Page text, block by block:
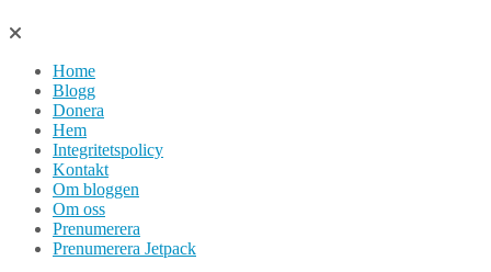
Hoppa
innehållHome
Blogg
Donera
Hem
Integritetspolicy
Kontakt
Om bloggen
Om oss
Prenumerera
Prenumerera Jetpack